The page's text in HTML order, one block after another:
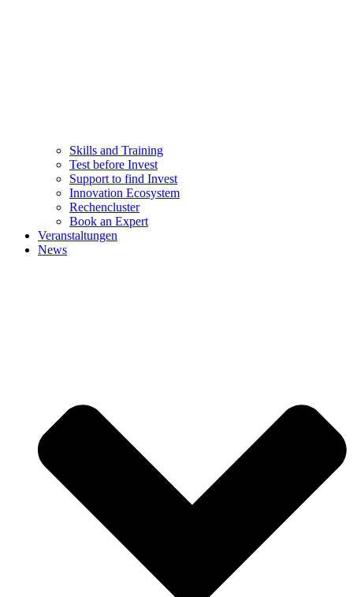
Skills and Training
Test before Invest
Support to find Invest
Innovation Ecosystem
Rechencluster​
Book an Expert
Veranstaltungen
News